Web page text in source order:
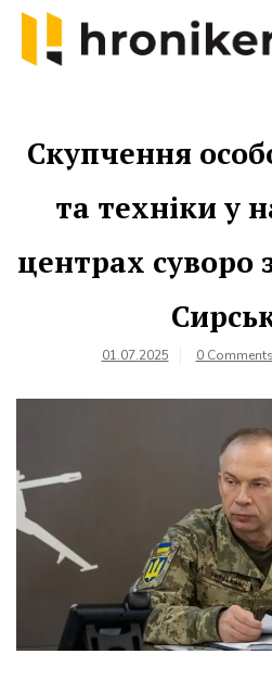
Skip
content
Скупчення
та техніки у
центрах суворо
01.07.2025 0 Comments